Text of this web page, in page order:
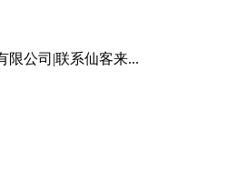
限公司|联系仙客来...